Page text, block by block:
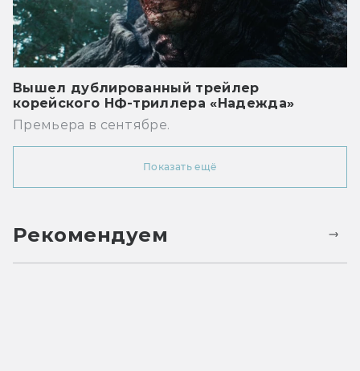
Вышел дублированный трейлер
корейского НФ-триллера «Надежда»
Премьера в сентябре.
Показать ещё
Рекомендуем